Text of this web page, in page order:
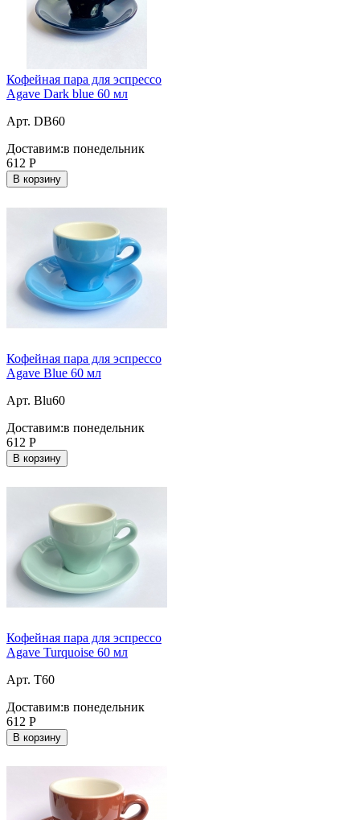
Кофейная пара для эспрессо
Agave Dark blue 60 мл
Арт. DB60
Доставим:в понедельник
612 Р
В корзину
Кофейная пара для эспрессо
Agave Blue 60 мл
Арт. Blu60
Доставим:в понедельник
612 Р
В корзину
Кофейная пара для эспрессо
Agave Turquoise 60 мл
Арт. T60
Доставим:в понедельник
612 Р
В корзину